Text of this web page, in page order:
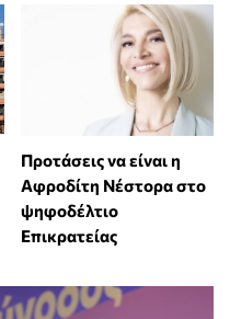
Προτάσεις να είναι η
Αφροδίτη Νέστορα στο
ψηφοδέλτιο
Επικρατείας